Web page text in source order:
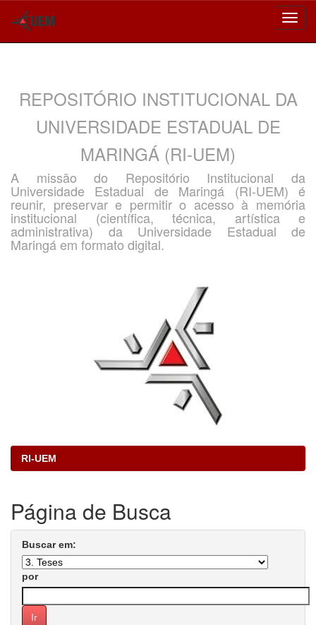
REPOSITÓRIO INSTITUCIONAL DA
UNIVERSIDADE ESTADUAL DE
MARINGÁ (RI-UEM)
A missão do Repositório Institucional da
Universidade Estadual de Maringá (RI-UEM) é
reunir, preservar e permitir o acesso à memória
institucional (científica, técnica, artística e
administrativa) da Universidade Estadual de
Maringá em formato digital.
RI-UEM
Página de Busca
Buscar em:
por